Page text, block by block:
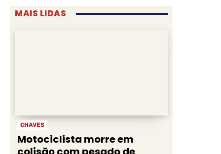
MAIS LIDAS
CHAVES
Motociclista morre em